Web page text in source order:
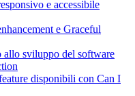
e accessibile
e Graceful
allo sviluppo del software
disponibili con Can I